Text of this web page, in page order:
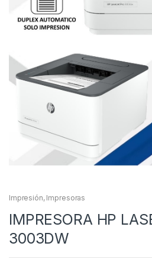
Impresión, Impresoras
IMPRESORA HP
3003DW